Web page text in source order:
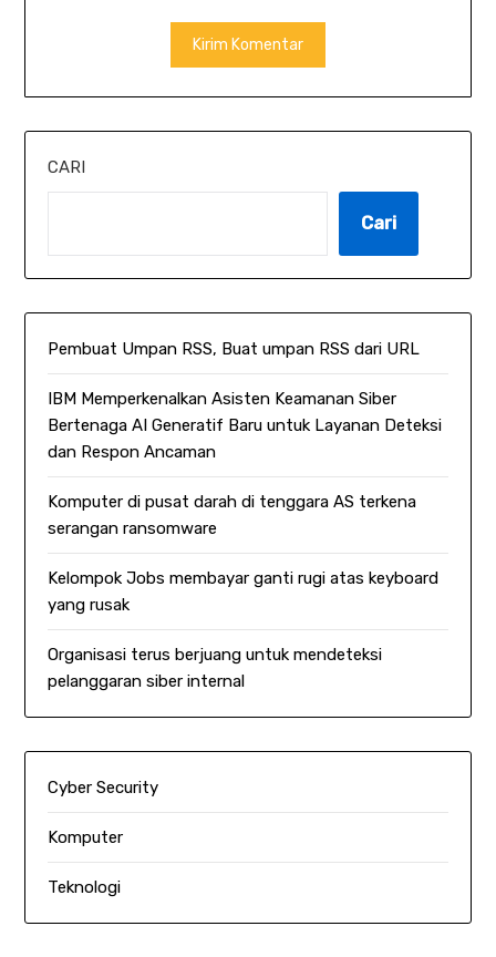
CARI
Cari
Pembuat Umpan RSS, Buat umpan RSS dari URL
IBM Memperkenalkan Asisten Keamanan Siber
Bertenaga AI Generatif Baru untuk Layanan Deteksi
dan Respon Ancaman
Komputer di pusat darah di tenggara AS terkena
serangan ransomware
Kelompok Jobs membayar ganti rugi atas keyboard
yang rusak
Organisasi terus berjuang untuk mendeteksi
pelanggaran siber internal
Cyber Security
Komputer
Teknologi